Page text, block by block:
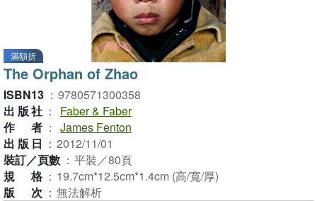
滿額折
The Orphan of Zhao
ISBN13 ： 9780571300358
出版社 ：
Faber & Faber
作者 ： James Fenton
出版日 ： 2012/11/01
裝訂／頁數 ： 平裝／80頁
規格 ： 19.7cm*12.5cm*1.4cm (高/寬/厚)
版次 ： 無法解析